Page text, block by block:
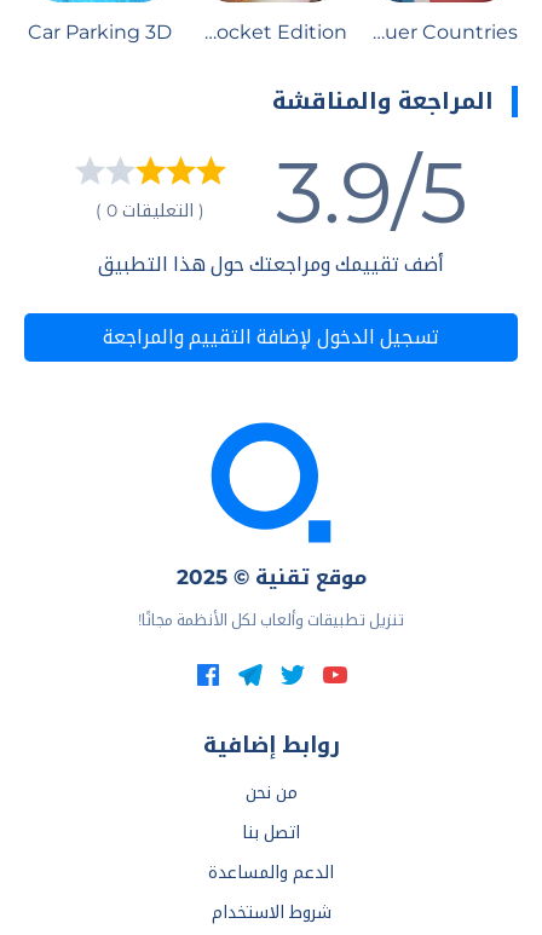
Conquer Countries
TABS Pocket Edition
Car Parking 3D
المراجعة والمناقشة
3.9/5 ( التعليقات 0 )
أضف تقييمك ومراجعتك حول هذا التطبيق
تسجيل الدخول لإضافة التقييم والمراجعة
موقع تقنية © 2025
تنزيل تطبيقات وألعاب لكل الأنظمة مجانًا!
روابط إضافية
من نحن
اتصل بنا
الدعم والمساعدة
شروط الاستخدام